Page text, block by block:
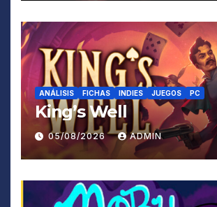
ANÁLISIS FICHAS INDIES JUEGOS PC
King’s Well
05/08/2026 ADMIN